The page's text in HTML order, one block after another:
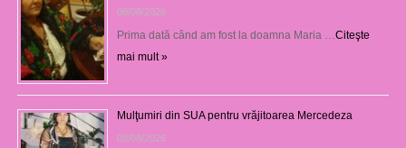
08/08/2026
Prima dată când am fost la doamna Maria … Citeşte
mai mult »
Mulţumiri din SUA pentru vrăjitoarea Mercedeza
08/08/2026